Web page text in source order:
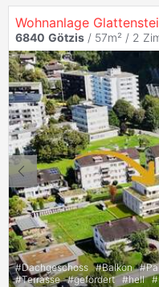
6840 Götzis / 57m² / 2
#Dachgeschoss #Balkon #
#Terrasse #gefördert #hell #